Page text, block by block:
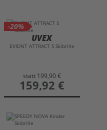
-20%
UVEX
EVIDNT ATTRACT S Skibrille
statt 199,90 €
preis
159,92 €